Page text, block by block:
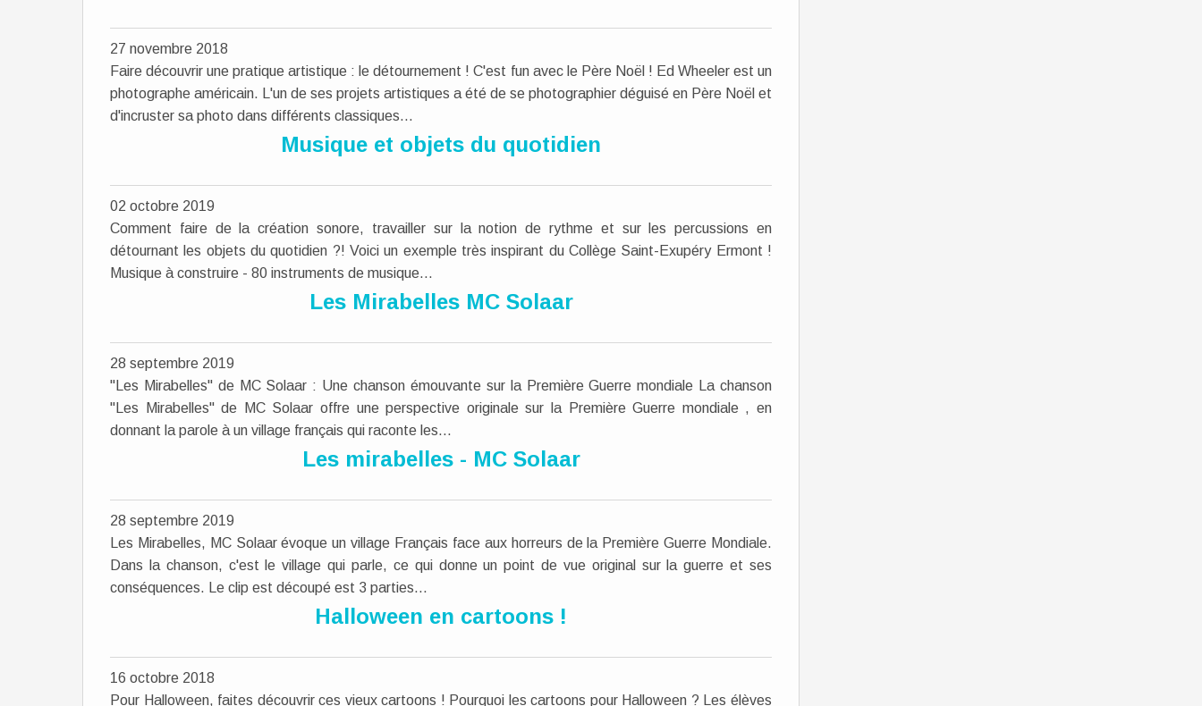
27 novembre 2018
Faire découvrir une pratique artistique : le détournement ! C'est fun avec le Père Noël ! Ed Wheeler est un
photographe américain. L'un de ses projets artistiques a été de se photographier déguisé en Père Noël et
d'incruster sa photo dans différents classiques...
Musique et objets du quotidien
02 octobre 2019
Comment faire de la création sonore, travailler sur la notion de rythme et sur les percussions en
détournant les objets du quotidien ?! Voici un exemple très inspirant du Collège Saint-Exupéry Ermont !
Musique à construire - 80 instruments de musique...
Les Mirabelles MC Solaar
28 septembre 2019
"Les Mirabelles" de MC Solaar : Une chanson émouvante sur la Première Guerre mondiale La chanson
"Les Mirabelles" de MC Solaar offre une perspective originale sur la Première Guerre mondiale , en
donnant la parole à un village français qui raconte les...
Les mirabelles - MC Solaar
28 septembre 2019
Les Mirabelles, MC Solaar évoque un village Français face aux horreurs de la Première Guerre Mondiale.
Dans la chanson, c'est le village qui parle, ce qui donne un point de vue original sur la guerre et ses
conséquences. Le clip est découpé est 3 parties...
Halloween en cartoons !
16 octobre 2018
Pour Halloween, faites découvrir ces vieux cartoons ! Pourquoi les cartoons pour Halloween ? Les élèves